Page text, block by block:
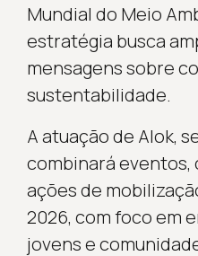
Mundial do Meio
estratégia busca
mensagens sobre
sustentabilidade.
A atuação de Alok,
combinará
ações de
2026, com foco em
jovens e